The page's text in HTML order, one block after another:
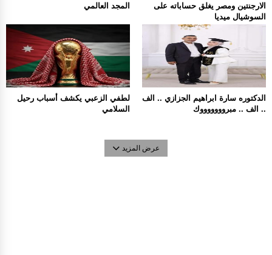
المجد العالمي
الارجنتين ومصر يغلق حساباته على
السوشيال ميديا
لطفي الزعبي يكشف أسباب رحيل
السلامي
الدكتوره سارة ابراهيم الجزازي .. الف
.. الف .. مبروووووووك
عرض المزيد